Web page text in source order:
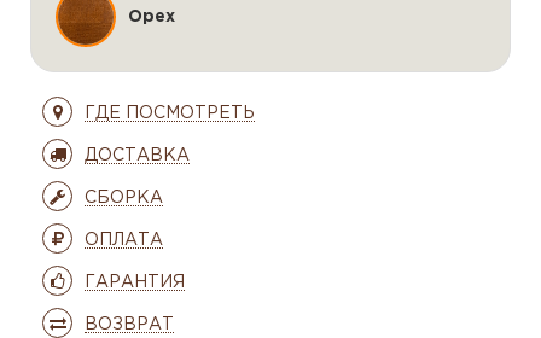
Орех
ГДЕ ПОСМОТРЕТЬ
ДОСТАВКА
СБОРКА
ОПЛАТА
ГАРАНТИЯ
ВОЗВРАТ